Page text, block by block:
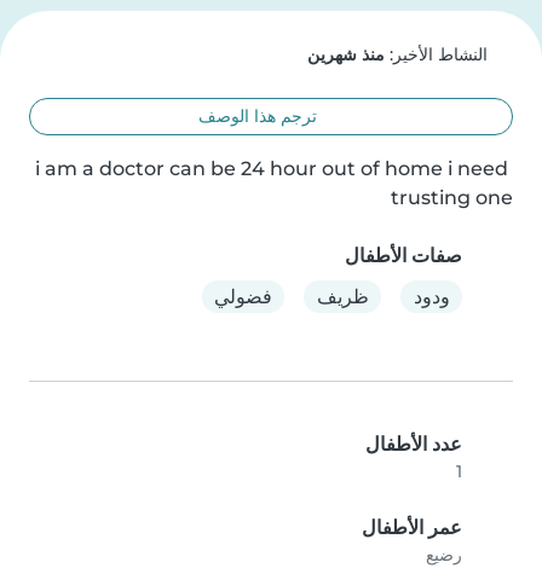
النشاط الأخير: منذ شهرين
ترجم هذا الوصف
i am a doctor can be 24 hour out of home i need
trusting one
صفات الأطفال
ودود
ظريف فضولي
عدد الأطفال
1
عمر الأطفال
رضيع